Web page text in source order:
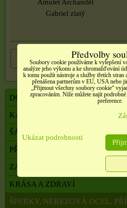
Gabriel zlatý
Předchozí produkt
DOVOLENÁ, CESTOVÁNÍ,
KABELKY, TAŠKY, SLUNEČNÍ
ŠÁLY, ŠÁTKY, NÁKRČNÍKY,
PŘÍČESKY, DOPLŇKY DO
ZAHRADA, BALKON,
KRÁSA A ZDRAVÍ
ŠPERKY, NEREZOVÁ OCEL,
Předvolby
Soubory cookie používáme k vylepšení
analýze jeho výkonu a ke shromažďování
k tomu použít nástroje a služby třetích stran
přenášena partnerům v EU, USA nebo
„Přijmout všechny soubory cookie“
zpracováním. Níže můžete najít
preference.
Ukázat podrobnosti